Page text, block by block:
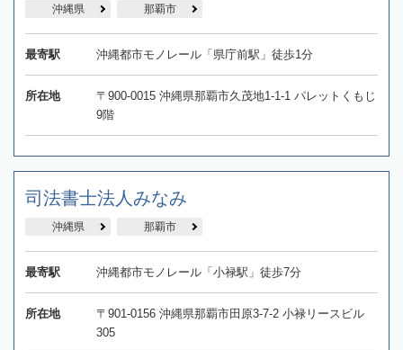
沖縄県 那覇市
最寄駅 沖縄都市モノレール「県庁前駅」徒歩1分
所在地
〒900-0015 沖縄県那覇市久茂地1-1-1 パレットくもじ
9階
司法書士法人みなみ
沖縄県 那覇市
最寄駅 沖縄都市モノレール「小禄駅」徒歩7分
所在地
〒901-0156 沖縄県那覇市田原3-7-2 小禄リースビル
305